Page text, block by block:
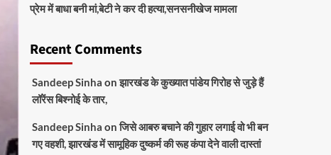
प्रेम में बाधा बनी मां,बेटी ने कर दी हत्या,सनसनीखेज मामला
Recent Comments
Sandeep Sinha onझारखंड के कुख्यात पांडेय गिरोह से जुड़े हैं
लॉरेंस बिश्नोई के तार,
Sandeep Sinha onजिसे आबरु बचाने की गुहार लगाई वो भी बन
गए वहशी, झारखंड में सामूहिक दुष्कर्म की रूह कंपा देने वाली दास्तां